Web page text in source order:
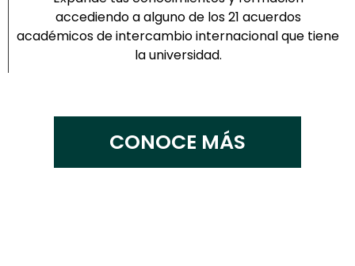
accediendo a alguno de los 21 acuerdos
académicos de intercambio internacional que tiene
la universidad.
CONOCE MÁS